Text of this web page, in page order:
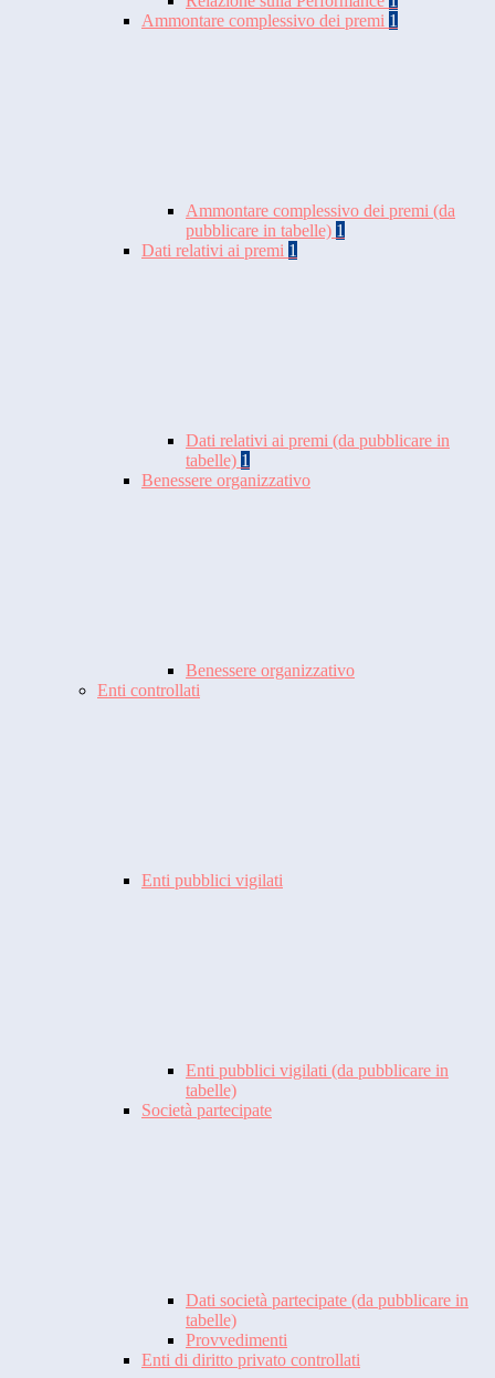
Ammontare complessivo dei premi 1
Ammontare complessivo dei premi (da
pubblicare in tabelle) 1
Dati relativi ai premi 1
Dati relativi ai premi (da pubblicare in
tabelle) 1
Benessere organizzativo
Benessere organizzativo
Enti controllati
Enti pubblici vigilati
Enti pubblici vigilati (da pubblicare in
tabelle)
Società partecipate
Dati società partecipate (da pubblicare in
tabelle)
Provvedimenti
Enti di diritto privato controllati